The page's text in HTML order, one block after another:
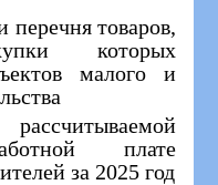
перечня товаров,
которых
малого и
плате
за 2025 год